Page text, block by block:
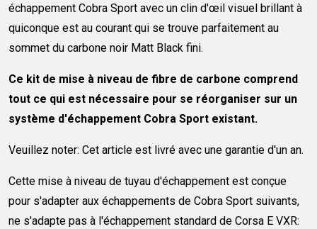
échappement Cobra Sport avec un clin d'œil visuel brillant à
quiconque est au courant qui se trouve parfaitement au
sommet du carbone noir Matt Black fini.
Ce kit de mise à niveau de fibre de carbone comprend
tout ce qui est nécessaire pour se réorganiser sur un
système d'échappement Cobra Sport existant.
Veuillez noter: Cet article est livré avec une garantie d'un an.
Cette mise à niveau de tuyau d'échappement est conçue
pour s'adapter aux échappements de Cobra Sport suivants,
ne s'adapte pas à l'échappement standard de Corsa E VXR: